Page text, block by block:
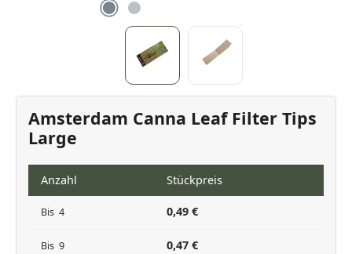
Amsterdam Canna Leaf Filter Tips
Large
Anzahl Stückpreis
Bis 4 0,49 €
Bis 9 0,47 €